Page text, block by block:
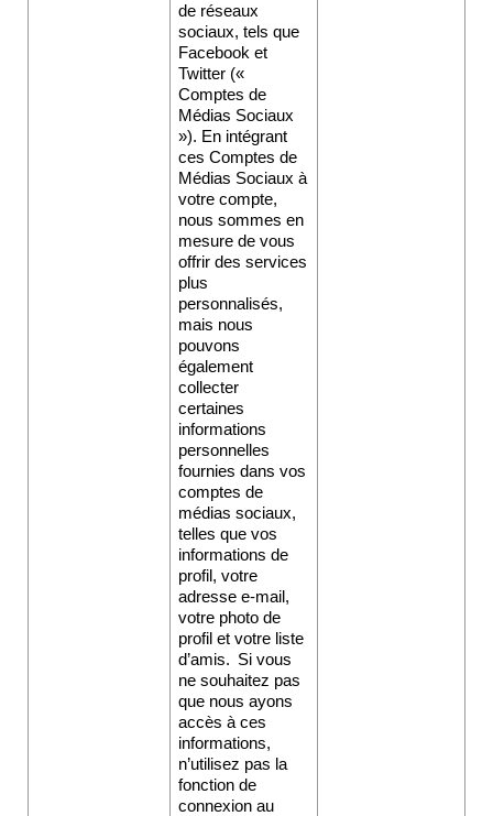
de réseaux
sociaux, tels que
Facebook et
Twitter («
Comptes de
Médias Sociaux
»). En intégrant
ces Comptes de
Médias Sociaux à
votre compte,
nous sommes en
mesure de vous
offrir des services
plus
personnalisés,
mais nous
pouvons
également
collecter
certaines
informations
personnelles
fournies dans vos
comptes de
médias sociaux,
telles que vos
informations de
profil, votre
adresse e-mail,
votre photo de
profil et votre liste
d’amis.  Si vous
ne souhaitez pas
que nous ayons
accès à ces
informations,
n’utilisez pas la
fonction de
connexion au